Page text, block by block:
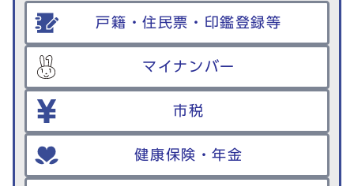
戸籍・住民票・印鑑登録等
マイナンバー
市税
健康保険・年金